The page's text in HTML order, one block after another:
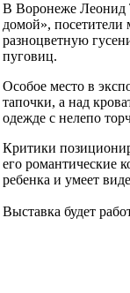
В Воронеже Леонид
домой», посетители
разноцветную
пуговиц.
Особое место в
тапочки, а над
одежде с нелепо
Критики
его романтические
ребенка и умеет
Выставка будет